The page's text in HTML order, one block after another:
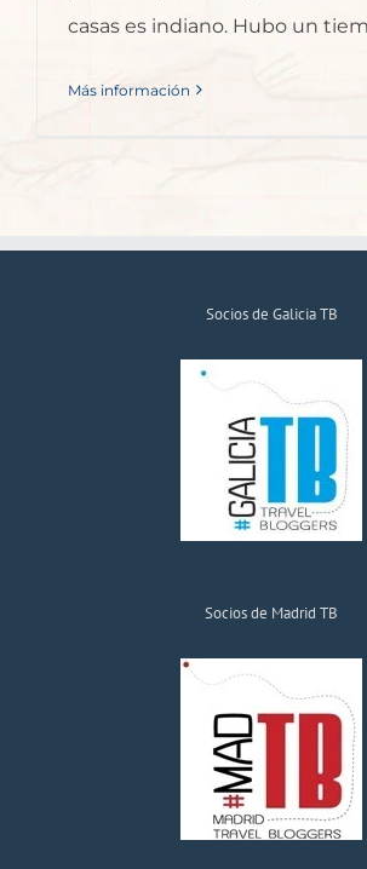
casas es indiano. Hubo un
Más información
Socios de Galicia TB
Socios de Madrid TB